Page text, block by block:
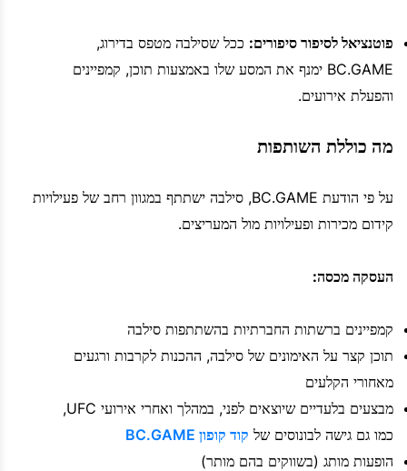
פוטנציאל לסיפור סיפורים: ככל שסילבה מטפס בדירוג,
BC.GAME ימנף את המסע שלו באמצעות תוכן, קמפיינים
והפעלת אירועים.
מה כוללת השותפות
על פי הודעת BC.GAME, סילבה ישתתף במגוון רחב של פעילויות
קידום מכירות ופעילויות מול המעריצים.
העסקה מכסה:
קמפיינים ברשתות החברתיות בהשתתפות סילבה
תוכן קצר על האימונים של סילבה, ההכנות לקרבות ורגעים
מאחורי הקלעים
מבצעים בלעדיים שיוצאים לפני, במהלך ואחרי אירועי UFC,
כמו גם גישה לבונוסים של קוד קופון BC.GAME
הופעות מותג (בשווקים בהם מותר)